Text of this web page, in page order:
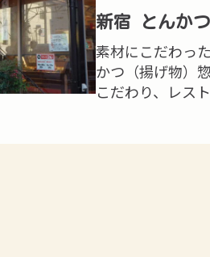
新宿 とんか
素材にこだわっ
かつ（揚げ物）
こだわり、レス